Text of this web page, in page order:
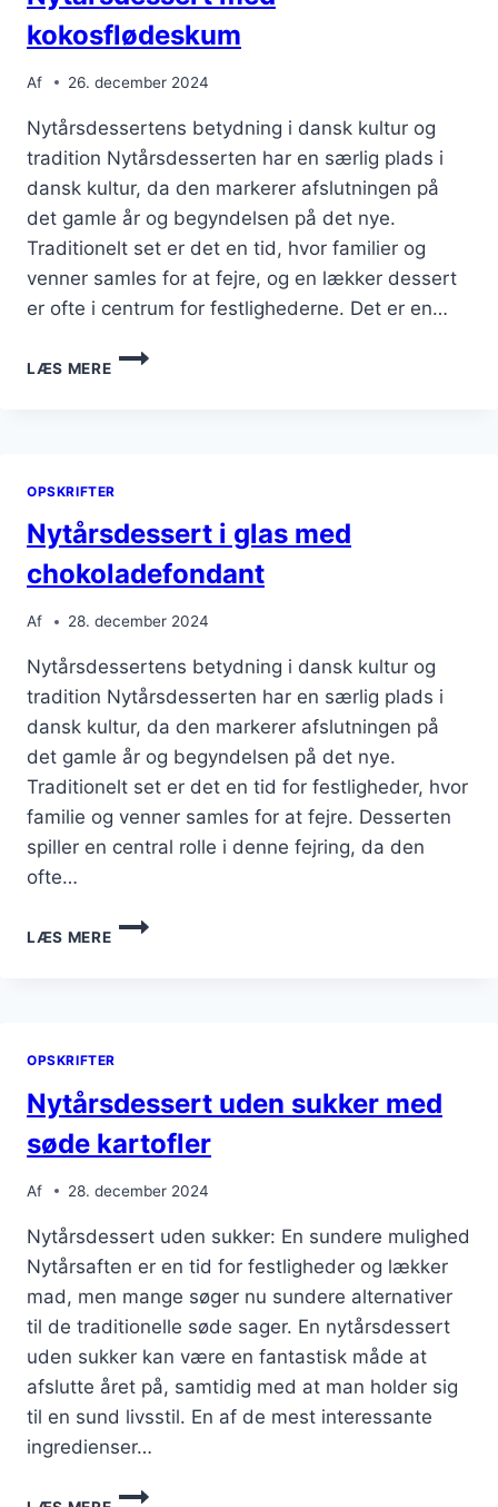
kokosflødeskum
Af 26. december 2024
Nytårsdessertens betydning i dansk kultur og
tradition Nytårsdesserten har en særlig plads i
dansk kultur, da den markerer afslutningen på
det gamle år og begyndelsen på det nye.
Traditionelt set er det en tid, hvor familier og
venner samles for at fejre, og en lækker dessert
er ofte i centrum for festlighederne. Det er en…
LÆS MERE
NYTÅRSDESSERT
MED
OPSKRIFTER
Nytårsdessert i glas med
chokoladefondant
Af 28. december 2024
Nytårsdessertens betydning i dansk kultur og
tradition Nytårsdesserten har en særlig plads i
dansk kultur, da den markerer afslutningen på
det gamle år og begyndelsen på det nye.
Traditionelt set er det en tid for festligheder, hvor
familie og venner samles for at fejre. Desserten
spiller en central rolle i denne fejring, da den
ofte…
LÆS MERE
NYTÅRSDESSERT
I
OPSKRIFTER
Nytårsdessert uden sukker med
søde kartofler
Af 28. december 2024
Nytårsdessert uden sukker: En sundere mulighed
Nytårsaften er en tid for festligheder og lækker
mad, men mange søger nu sundere alternativer
til de traditionelle søde sager. En nytårsdessert
uden sukker kan være en fantastisk måde at
afslutte året på, samtidig med at man holder sig
til en sund livsstil. En af de mest interessante
ingredienser…
NYTÅRSDESSERT